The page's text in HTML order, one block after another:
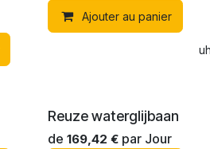
Ajouter à la liste de
Ajouter au panier
Reuze waterglijbaan
de 169,42 € par Jour